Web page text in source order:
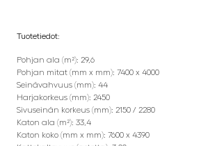
Tuotetiedot:
Pohjan ala (m²): 29,6
Pohjan mitat (mm x mm): 7400 x 4000
Seinävahvuus (mm): 44
Harjakorkeus (mm): 2450
Sivuseinän korkeus (mm): 2150 / 2280
Katon ala (m²): 33,4
Katon koko (mm x mm): 7600 x 4390